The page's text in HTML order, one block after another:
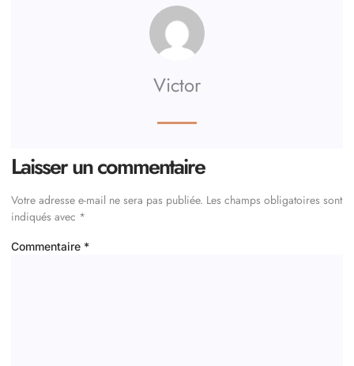
Victor
Laisser un commentaire
Votre adresse e-mail ne sera pas publiée. Les champs obligatoires sont
indiqués avec *
Commentaire *